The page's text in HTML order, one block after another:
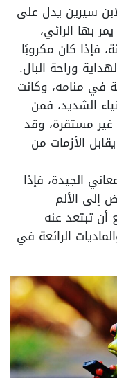
سيرين يدل على
بها الرائي،
فإذا كان مكروبًا
وراحة البال.
في منامه، وكانت
الشديد، فمن
غير مستقرة، وقد
الأزمات من
الجيدة، فإذا
إلى الألم
تبتعد عنه
الرائعة في